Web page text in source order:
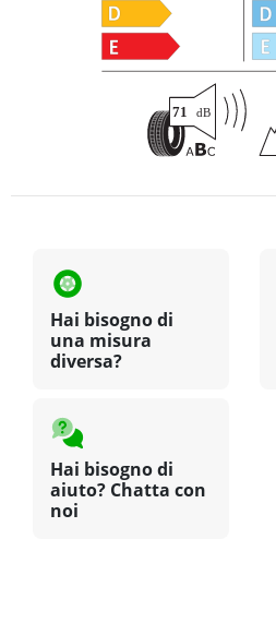
Hai bisogno di
una misura
diversa?
Hai bisogno di
aiuto? Chatta con
noi